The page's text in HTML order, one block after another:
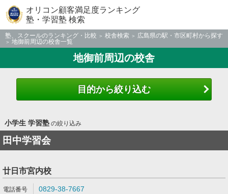
オリコン顧客満足度ランキング
塾・学習塾 検索
塾、スクールのランキング・比較 校舎検索
広島県の駅・市区町村から探す
地御前周辺の校舎一覧
地御前周辺の校舎
目的から絞り込む
小学生 学習塾の絞り込み
田中学習会
廿日市宮内校
0829-38-7667